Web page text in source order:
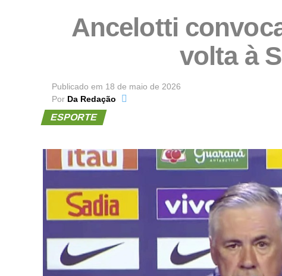
Ancelotti
volta à
Publicado em 18 de maio de 2026
Por Da Redação
ESPORTE